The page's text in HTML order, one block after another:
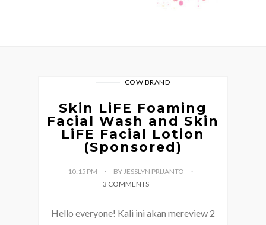
COW BRAND
Skin LiFE Foaming
Facial Wash and Skin
LiFE Facial Lotion
(Sponsored)
10:15 PM
BY JESSLYN PRIJANTO
3 COMMENTS
Hello everyone! Kali ini akan mereview 2